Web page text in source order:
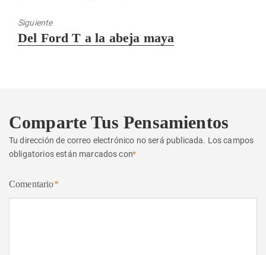
Siguiente
Entrada
Del Ford T a la abeja maya
Comparte Tus Pensamientos
Tu dirección de correo electrónico no será publicada. Los campos
obligatorios están marcados con*
Comentario*